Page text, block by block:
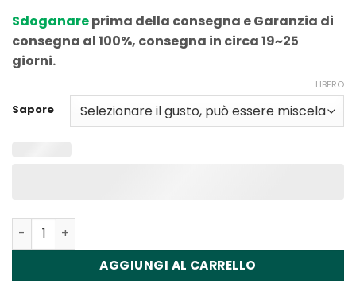
valutazioni
dei clienti
Sdoganareprima della consegna e Garanzia di
consegna al 100%, consegna in circa 19~25
giorni.
Sapore
LIBERO
Quantità Waspe FIHP 40000 Puffs 40K Disposable Vape
AGGIUNGI AL CARRELLO